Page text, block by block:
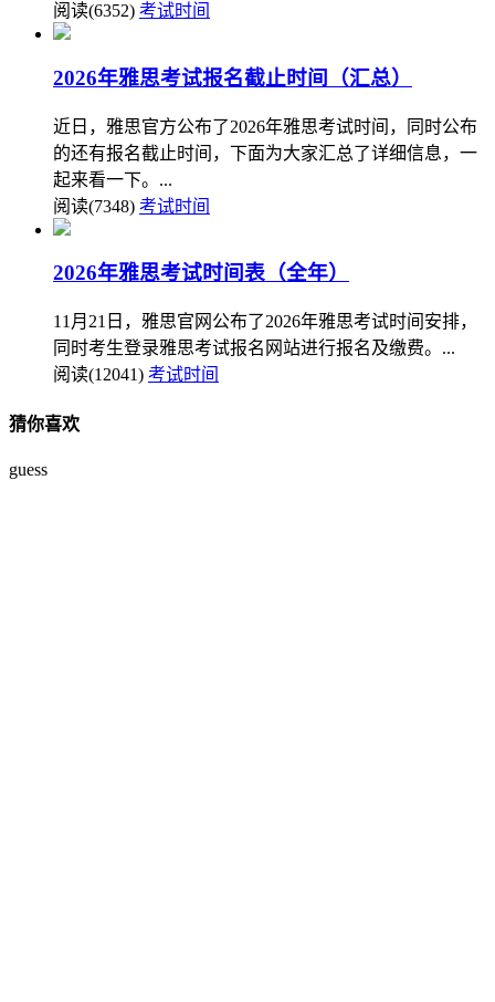
阅读(6352) 考试时间
2026年雅思考试报名截止时间（汇总）
近日，雅思官方公布了2026年雅思考试时间，同时公布
的还有报名截止时间，下面为大家汇总了详细信息，一
起来看一下。...
阅读(7348) 考试时间
2026年雅思考试时间表（全年）
11月21日，雅思官网公布了2026年雅思考试时间安排，
同时考生登录雅思考试报名网站进行报名及缴费。...
阅读(12041) 考试时间
猜你喜欢
guess